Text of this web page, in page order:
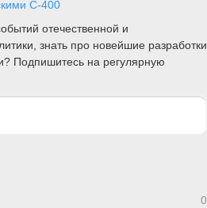
С-400
отечественной и
знать про новейшие разработки
Подпишитесь на регулярную
0